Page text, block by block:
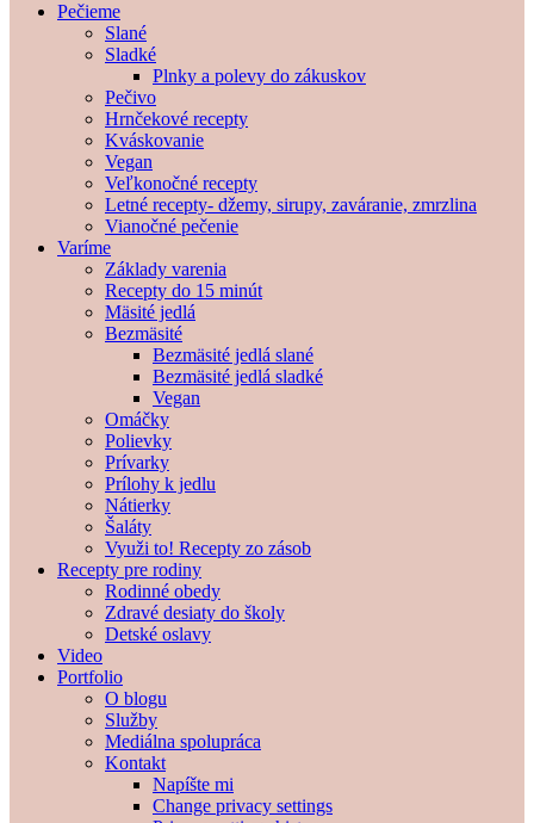
Pečieme
Slané
Sladké
Plnky a polevy do zákuskov
Pečivo
Hrnčekové recepty
Kváskovanie
Vegan
Veľkonočné recepty
Letné recepty- džemy, sirupy, zaváranie, zmrzlina
Vianočné pečenie
Varíme
Základy varenia
Recepty do 15 minút
Mäsité jedlá
Bezmäsité
Bezmäsité jedlá slané
Bezmäsité jedlá sladké
Vegan
Omáčky
Polievky
Prívarky
Prílohy k jedlu
Nátierky
Šaláty
Využi to! Recepty zo zásob
Recepty pre rodiny
Rodinné obedy
Zdravé desiaty do školy
Detské oslavy
Video
Portfolio
O blogu
Služby
Mediálna spolupráca
Kontakt
Napíšte mi
Change privacy settings